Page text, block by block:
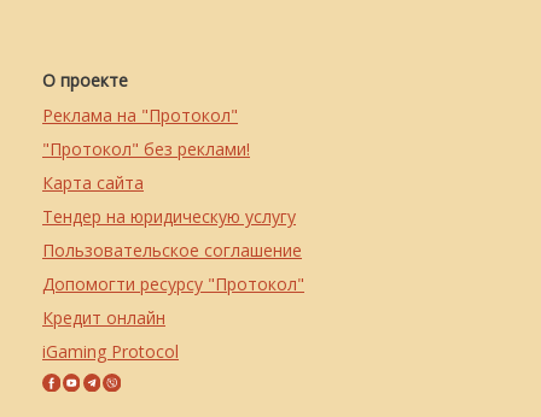
О проекте
Реклама на "Протокол"
"Протокол" без реклами!
Карта сайта
Тендер на юридическую услугу
Пользовательское соглашение
Допомогти ресурсу "Протокол"
Кредит онлайн
iGaming Protocol